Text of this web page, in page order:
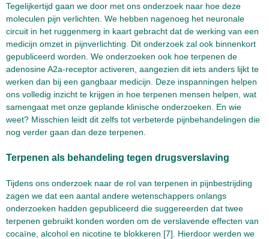
Tegelijkertijd gaan we door met ons onderzoek naar hoe deze
moleculen pijn verlichten. We hebben nagenoeg het neuronale
circuit in het ruggenmerg in kaart gebracht dat de werking van een
medicijn omzet in pijnverlichting. Dit onderzoek zal ook binnenkort
gepubliceerd worden. We onderzoeken ook hoe terpenen de
adenosine A2a-receptor activeren, aangezien dit iets anders lijkt te
werken dan bij een gangbaar medicijn. Deze inspanningen helpen
ons volledig inzicht te krijgen in hoe terpenen mensen helpen, wat
samengaat met onze geplande klinische onderzoeken. En wie
weet? Misschien leidt dit zelfs tot verbeterde pijnbehandelingen die
nog verder gaan dan deze terpenen.
Terpenen als behandeling tegen drugsverslaving
Tijdens ons onderzoek naar de rol van terpenen in pijnbestrijding
zagen we dat een aantal andere wetenschappers onlangs
onderzoeken hadden gepubliceerd die suggereerden dat twee
terpenen gebruikt konden worden om de verslavende effecten van
cocaïne, alcohol en nicotine te blokkeren [7]. Hierdoor werden we